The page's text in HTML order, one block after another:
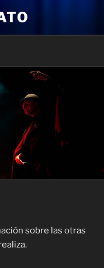
sobre las otras